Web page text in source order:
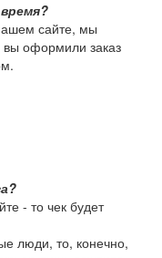
сайте, мы
вы оформили заказ
- то чек будет
люди, то, конечно,